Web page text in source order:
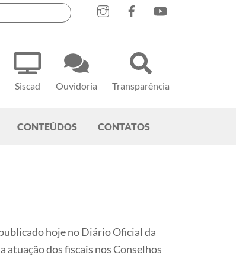
Siscad Ouvidoria Transparência
CONTEÚDOS CONTATOS
hoje no Diário Oficial da
dos fiscais nos Conselhos